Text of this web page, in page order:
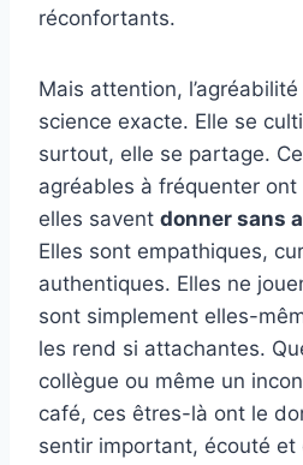
réconfortants.
Mais attention, l’agréabilité
science exacte. Elle se
surtout, elle se partage.
agréables à fréquenter
elles savent donner sans
Elles sont empathiques,
authentiques. Elles ne
sont simplement elles-
les rend si attachantes.
collègue ou même un
café, ces êtres-là ont le
sentir important, écouté et